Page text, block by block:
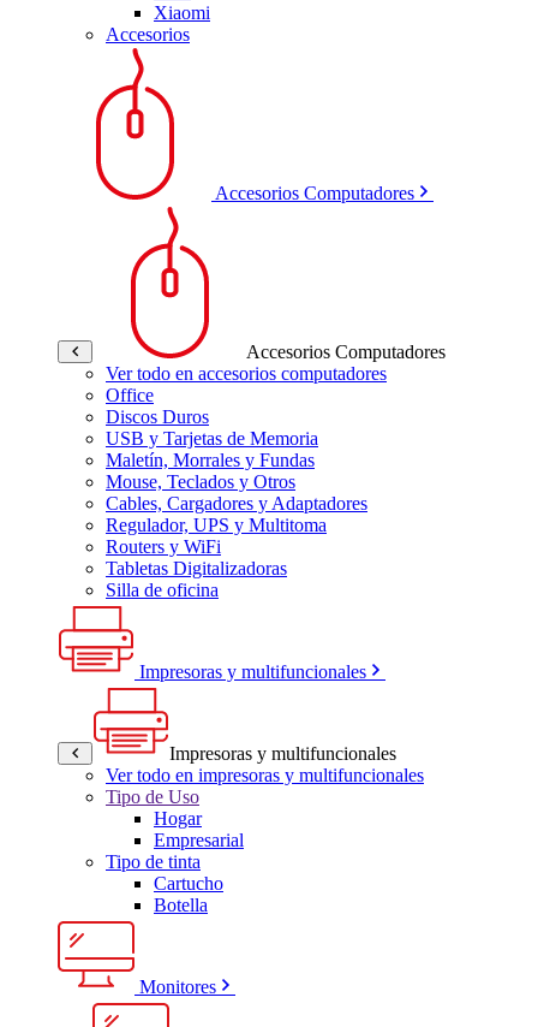
Xiaomi
Accesorios
Accesorios Computadores
Accesorios Computadores
Ver todo en accesorios computadores
Office
Discos Duros
USB y Tarjetas de Memoria
Maletín, Morrales y Fundas
Mouse, Teclados y Otros
Cables, Cargadores y Adaptadores
Regulador, UPS y Multitoma
Routers y WiFi
Tabletas Digitalizadoras
Silla de oficina
Impresoras y multifuncionales
Impresoras y multifuncionales
Ver todo en impresoras y multifuncionales
Tipo de Uso
Hogar
Empresarial
Tipo de tinta
Cartucho
Botella
Monitores